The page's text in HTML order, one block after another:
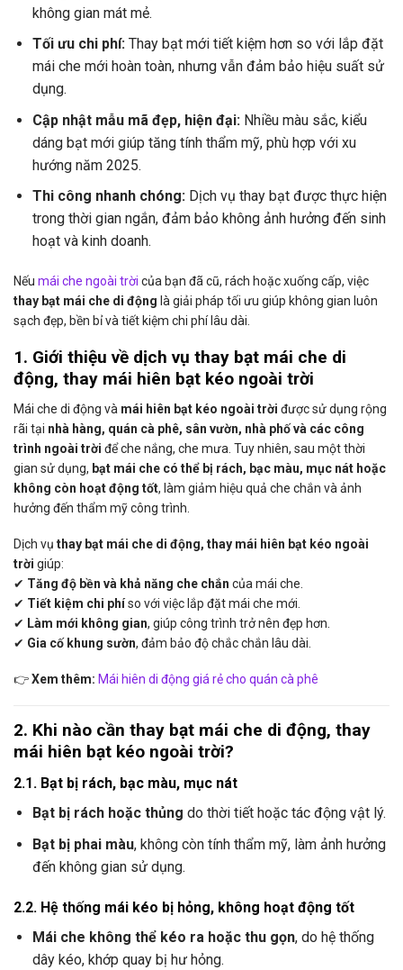
không gian mát mẻ.
Tối ưu chi phí:Thay bạt mới tiết kiệm hơn so với lắp đặt
mái che mới hoàn toàn, nhưng vẫn đảm bảo hiệu suất sử
dụng.
Cập nhật mẫu mã đẹp, hiện đại:Nhiều màu sắc, kiểu
dáng bạt mới giúp tăng tính thẩm mỹ, phù hợp với xu
hướng năm 2025.
Thi công nhanh chóng:Dịch vụ thay bạt được thực hiện
trong thời gian ngắn, đảm bảo không ảnh hưởng đến sinh
hoạt và kinh doanh.
Nếu mái che ngoài trời của bạn đã cũ, rách hoặc xuống cấp, việc
thay bạt mái che di động là giải pháp tối ưu giúp không gian luôn
sạch đẹp, bền bỉ và tiết kiệm chi phí lâu dài.
1. Giới thiệu về dịch vụ thay bạt mái che di
động, thay mái hiên bạt kéo ngoài trời
Mái che di động và mái hiên bạt kéo ngoài trời được sử dụng rộng
rãi tại nhà hàng, quán cà phê, sân vườn, nhà phố và các công
trình ngoài trời để che nắng, che mưa. Tuy nhiên, sau một thời
gian sử dụng, bạt mái che có thể bị rách, bạc màu, mục nát hoặc
không còn hoạt động tốt, làm giảm hiệu quả che chắn và ảnh
hưởng đến thẩm mỹ công trình.
Dịch vụ thay bạt mái che di động, thay mái hiên bạt kéo ngoài
trời giúp:
✔ Tăng độ bền và khả năng che chắn của mái che.
✔ Tiết kiệm chi phíso với việc lắp đặt mái che mới.
✔ Làm mới không gian, giúp công trình trở nên đẹp hơn.
✔ Gia cố khung sườn, đảm bảo độ chắc chắn lâu dài.
👉Xem thêm: Mái hiên di động giá rẻ cho quán cà phê
2. Khi nào cần thay bạt mái che di động, thay
mái hiên bạt kéo ngoài trời?
2.1. Bạt bị rách, bạc màu, mục nát
Bạt bị rách hoặc thủng do thời tiết hoặc tác động vật lý.
Bạt bị phai màu, không còn tính thẩm mỹ, làm ảnh hưởng
đến không gian sử dụng.
2.2. Hệ thống mái kéo bị hỏng, không hoạt động tốt
Mái che không thể kéo ra hoặc thu gọn, do hệ thống
dây kéo, khớp quay bị hư hỏng.